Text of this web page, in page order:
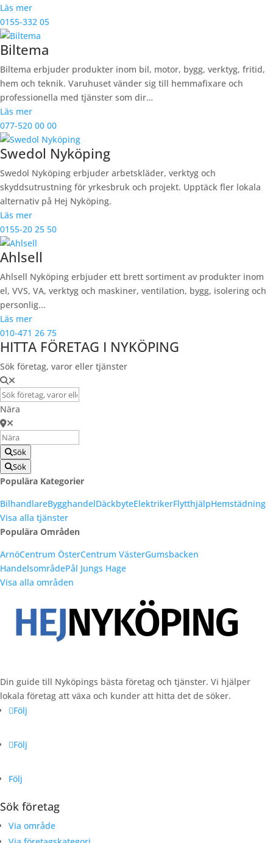
Läs mer
0155-332 05
Biltema
Biltema erbjuder produkter inom bil, motor, bygg, verktyg, fritid,
hem och teknik. Varuhuset vänder sig till hemmafixare och
professionella med tjänster som dir…
Läs mer
077-520 00 00
Swedol Nyköping
Swedol Nyköping erbjuder arbetskläder, verktyg och
skyddsutrustning för yrkesbruk och projekt. Upptäck fler lokala
alternativ på Hej Nyköping.
Läs mer
0155-20 25 50
Ahlsell
Ahlsell Nyköping erbjuder ett brett sortiment av produkter inom
el, VVS, VA, verktyg och maskiner, ventilation, bygg, isolering och
personlig...
Läs mer
010-471 26 75
HITTA FÖRETAG I NYKÖPING
Sök företag, varor eller tjänster
Nära
Sök
Sök
Populära Kategorier
BilhandlareBygghandelDäckbyteElektrikerFlytthjälpHemstädning
Visa alla tjänster
Populära Områden
ArnöCentrum ÖsterCentrum VästerGumsbacken
HandelsområdePål Jungs Hage
Visa alla områden
Din guide till Nyköpings bästa företag och tjänster. Vi hjälper
lokala företag att växa och kunder att hitta det de söker.
Följ
Följ
Följ
Sök företag
Via område